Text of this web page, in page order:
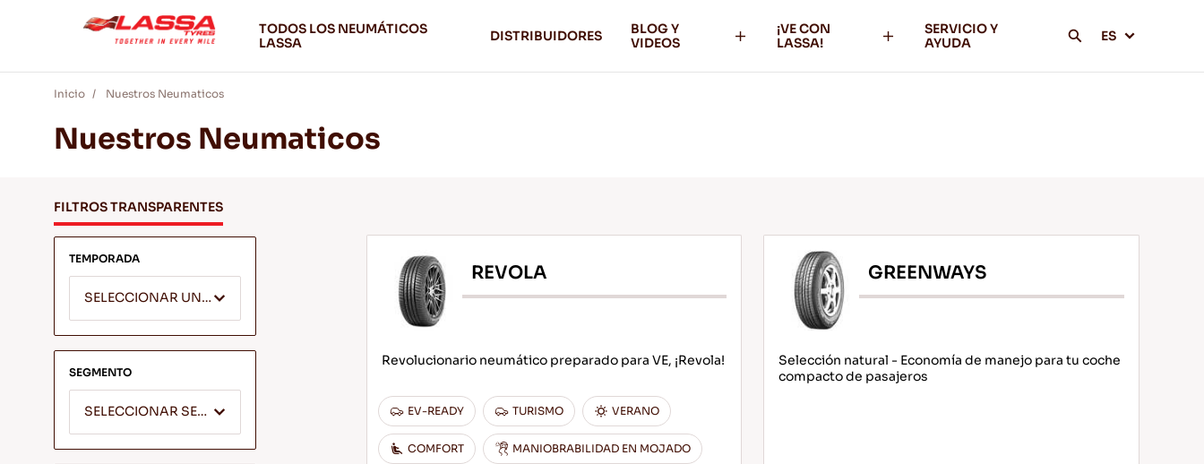
TODOS LOS NEUMÁTICOS
LASSA
DISTRIBUIDORES
BLOG Y
VIDEOS
¡VE CON
LASSA!
SERVICIO Y
AYUDA
ES
Inicio Nuestros Neumaticos
Nuestros Neumaticos
FILTROS TRANSPARENTES
TEMPORADA
SELECCIONAR UNA TEMPORADA
SEGMENTO
SELECCIONAR SEGMENTO
REVOLA
Revolucionario neumático preparado para VE, ¡Revola!
EV-READY TURISMO VERANO
COMFORT MANIOBRABILIDAD EN MOJADO
GREENWAYS
Selección natural - Economía de manejo para tu coche
compacto de pasajeros